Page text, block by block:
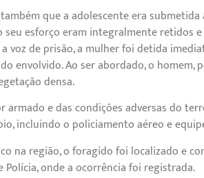
que a adolescente era
esforço eram integralmente retidos
voz de prisão, a mulher foi detida
envolvido. Ao ser abordado, o homem,
densa.
e das condições adversas do
incluindo o policiamento aéreo e
na região, o foragido foi localizado e
Polícia, onde a ocorrência foi registrada.